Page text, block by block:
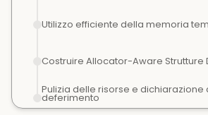
Utilizzo efficiente della memoria
Costruire Allocator-Aware Strutture
Pulizia delle risorse e dichiarazione
deferimento